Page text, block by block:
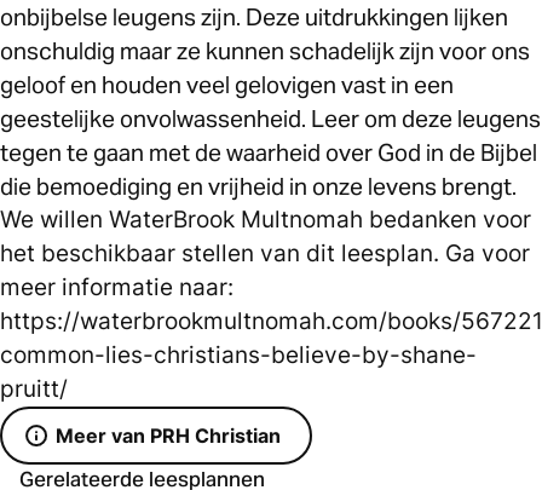
onbijbelse leugens zijn. Deze uitdrukkingen lijken
onschuldig maar ze kunnen schadelijk zijn voor ons
geloof en houden veel gelovigen vast in een
geestelijke onvolwassenheid. Leer om deze leugens
tegen te gaan met de waarheid over God in de Bijbel
die bemoediging en vrijheid in onze levens brengt.
We willen WaterBrook Multnomah bedanken voor
het beschikbaar stellen van dit leesplan. Ga voor
meer informatie naar:
https://waterbrookmultnomah.com/books/
common-lies-christians-believe-by-shane-
pruitt/
Meer van PRH Christian
Gerelateerde leesplannen